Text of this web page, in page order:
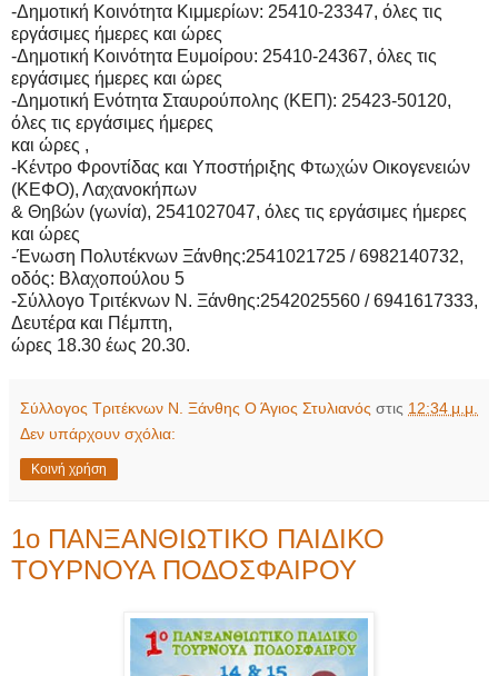
-Δημοτική Κοινότητα Κιμμερίων: 25410-23347, όλες τις
εργάσιμες ήμερες και ώρες
-Δημοτική Κοινότητα Ευμοίρου: 25410-24367, όλες τις
εργάσιμες ήμερες και ώρες
-Δημοτική Ενότητα Σταυρούπολης (ΚΕΠ): 25423-50120,
όλες τις εργάσιμες ήμερες
και ώρες ,
-Κέντρο Φροντίδας και Υποστήριξης Φτωχών Οικογενειών
(ΚΕΦΟ), Λαχανοκήπων
& Θηβών (γωνία), 2541027047, όλες τις εργάσιμες ήμερες
και ώρες
-Ένωση Πολυτέκνων Ξάνθης:2541021725 / 6982140732,
οδός: Βλαχοπούλου 5
-Σύλλογο Τριτέκνων Ν. Ξάνθης:2542025560 / 6941617333,
Δευτέρα και Πέμπτη,
ώρες 18.30 έως 20.30.
Σύλλογος Τριτέκνων Ν. Ξάνθης Ο Άγιος Στυλιανός στις 12:34 μ.μ.
Δεν υπάρχουν σχόλια:
Κοινή χρήση
1ο ΠΑΝΞΑΝΘΙΩΤΙΚΟ ΠΑΙΔΙΚΟ
ΤΟΥΡΝΟΥΑ ΠΟΔΟΣΦΑΙΡΟΥ